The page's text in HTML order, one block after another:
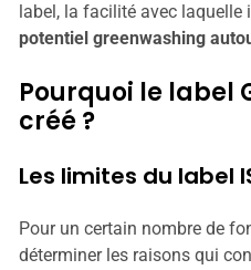
label, la facilité avec laquelle
potentiel greenwashing
Pourquoi le label
créé ?
Les limites du label
Pour un certain nombre de
déterminer les raisons qui